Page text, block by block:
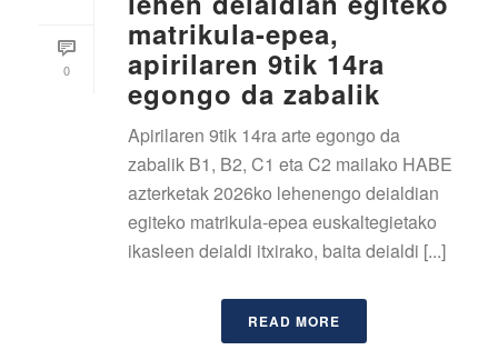
0
matrikula-epea,
apirilaren 9tik 14ra
egongo da zabalik
Apirilaren 9tik 14ra arte egongo da
zabalik B1, B2, C1 eta C2 mailako HABE
azterketak 2026ko lehenengo deialdian
egiteko matrikula-epea euskaltegietako
ikasleen deialdi itxirako, baita deialdi [...]
READ MORE